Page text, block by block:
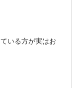
いる方が実はお